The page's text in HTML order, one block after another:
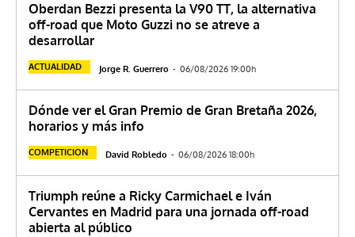
Oberdan Bezzi presenta la V90 TT, la alternativa
off-road que Moto Guzzi no se atreve a
desarrollar
ACTUALIDAD Jorge R. Guerrero - 06/08/2026 19:00h
Dónde ver el Gran Premio de Gran Bretaña 2026,
horarios y más info
COMPETICION David Robledo - 06/08/2026 18:00h
Triumph reúne a Ricky Carmichael e Iván
Cervantes en Madrid para una jornada off-road
abierta al público